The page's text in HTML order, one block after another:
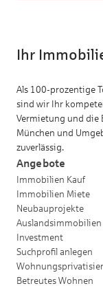
Ihr
Als 100-prozentige
sind wir Ihr
Vermietung und die
München und
zuverlässig.
Angebote
Immobilien Kauf
Immobilien Miete
Neubauprojekte
Auslandsimmobilien
Investment
Suchprofil anlegen
Betreutes Wohnen